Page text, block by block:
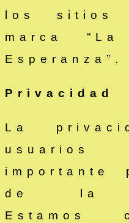
los sitios
marca
Esperanza”.
Privacidad
La
importante
de la
Estamos